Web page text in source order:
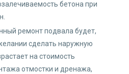
бетона при
ремонт подвала будет,
сделать наружную
на стоимость
отмостки и дренажа,